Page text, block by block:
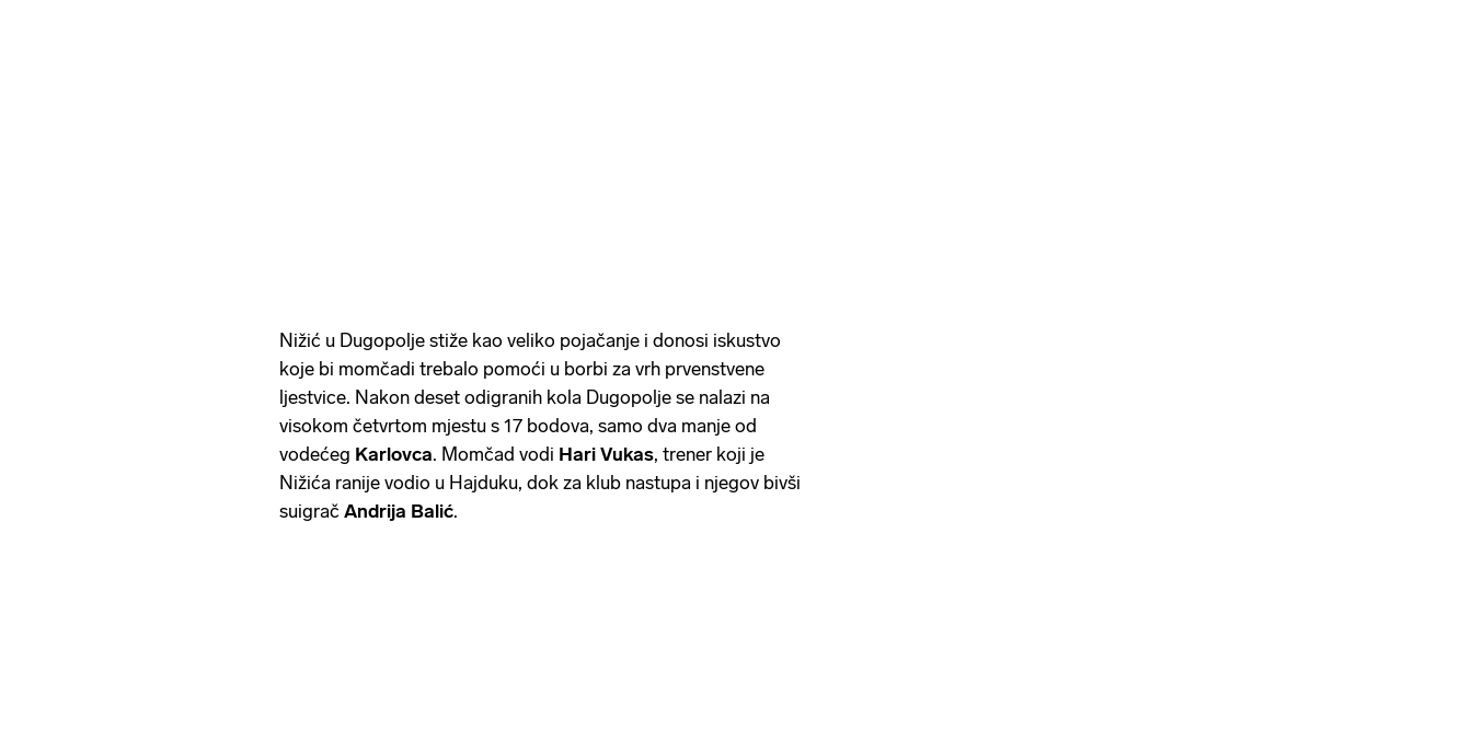
Nižić u Dugopolje stiže kao veliko pojačanje i donosi iskustvo
koje bi momčadi trebalo pomoći u borbi za vrh prvenstvene
ljestvice. Nakon deset odigranih kola Dugopolje se nalazi na
visokom četvrtom mjestu s 17 bodova, samo dva manje od
vodećeg Karlovca. Momčad vodi Hari Vukas, trener koji je
Nižića ranije vodio u Hajduku, dok za klub nastupa i njegov bivši
suigrač Andrija Balić.